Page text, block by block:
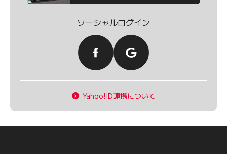
ソーシャルログイン
Yahoo!ID連携について